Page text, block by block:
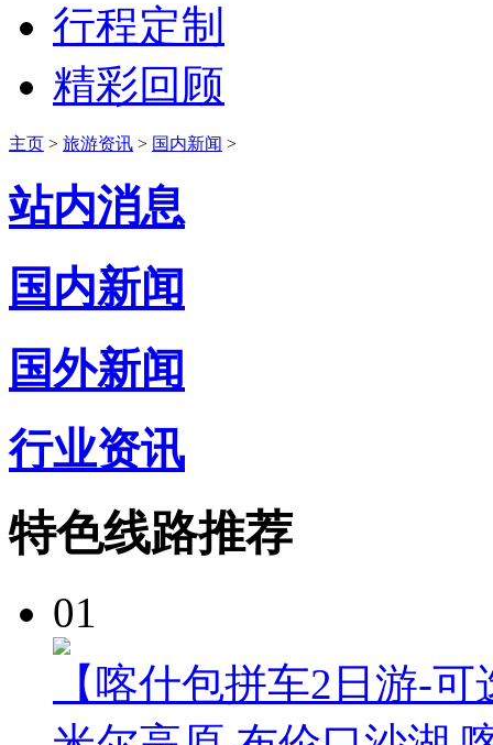
行程定制
精彩回顾
主页 > 旅游资讯 > 国内新闻 >
站内消息
国内新闻
国外新闻
行业资讯
特色线路推荐
01
【喀什包拼车2日游-